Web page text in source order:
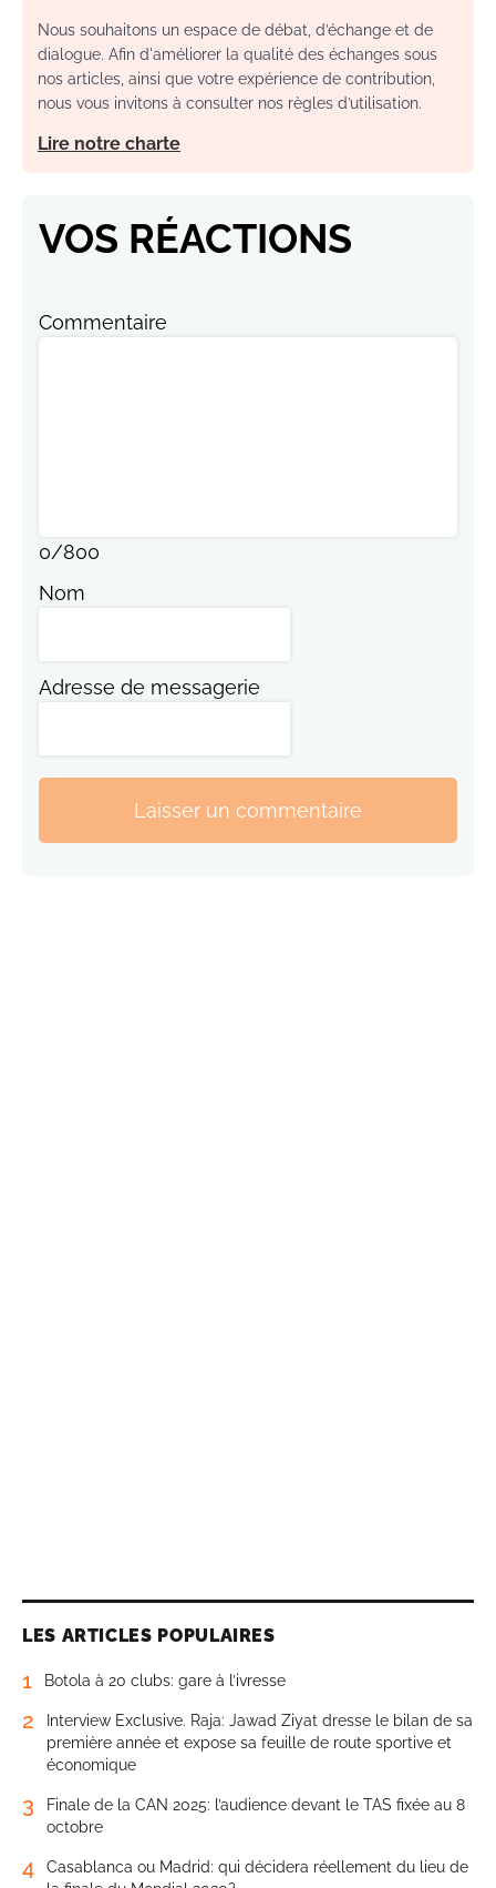
Nous souhaitons un espace de débat, d’échange et de
dialogue. Afin d'améliorer la qualité des échanges sous
nos articles, ainsi que votre expérience de contribution,
nous vous invitons à consulter nos règles d’utilisation.
Lire notre charte
VOS RÉACTIONS
Commentaire
0/800
Nom
Adresse de messagerie
Laisser un commentaire
LES ARTICLES POPULAIRES
1 Botola à 20 clubs: gare à l’ivresse
2
Interview Exclusive. Raja: Jawad Ziyat dresse le bilan de sa
première année et expose sa feuille de route sportive et
économique
3
Finale de la CAN 2025: l’audience devant le TAS fixée au 8
octobre
4
Casablanca ou Madrid: qui décidera réellement du lieu de